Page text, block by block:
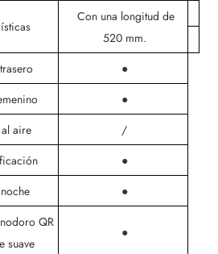
Con una longitud de
520 mm.
●
●
aire
/
●
●
QR
suave
●